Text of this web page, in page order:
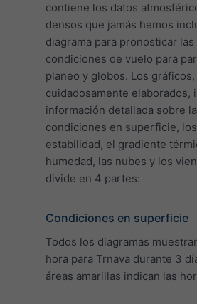
contiene los datos
densos que jamás hemos
diagrama para pronosticar las
condiciones de vuelo para
planeo y globos. Los gráficos,
cuidadosamente elaborados,
información detallada sobre
condiciones en superficie,
estabilidad, el gradiente
humedad, las nubes y los
divide en 4 partes:
Condiciones en superficie
Todos los diagramas
hora para Trnava durante 3
áreas amarillas indican las